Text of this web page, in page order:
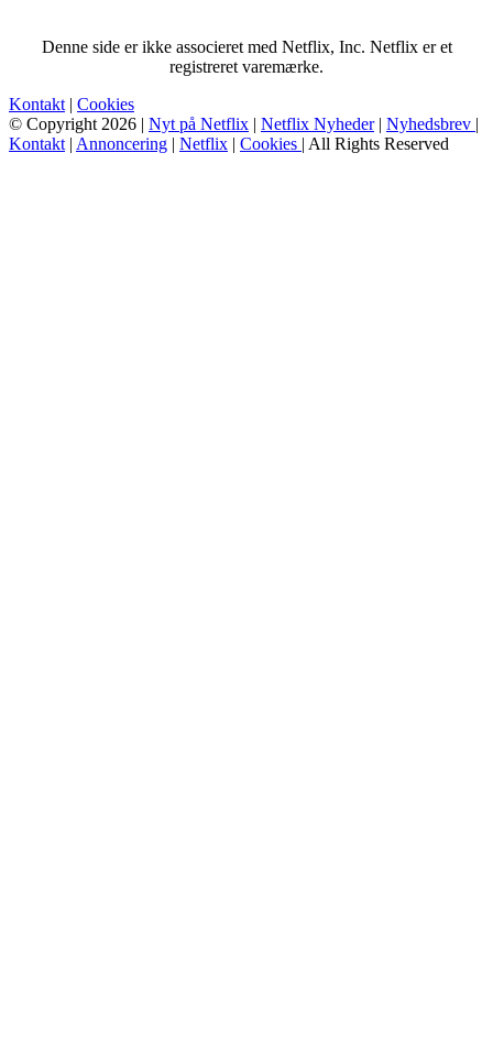
Denne side er ikke associeret med Netflix, Inc. Netflix er et
registreret varemærke.
Kontakt| Cookies
© Copyright 2026 | Nyt på Netflix Netflix Nyheder| Nyhedsbrev
Kontakt| Annoncering Netflix Cookies | All Rights Reserved